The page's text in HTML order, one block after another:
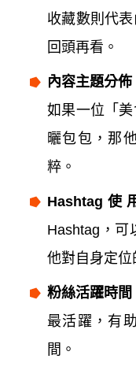
收藏數則代
回頭再看。
內容主題分佈
如果一位「
曬包包，那
粹。
Hashtag使
Hashtag，可
他對自身定位
粉絲活躍時間
最活躍，有
間。